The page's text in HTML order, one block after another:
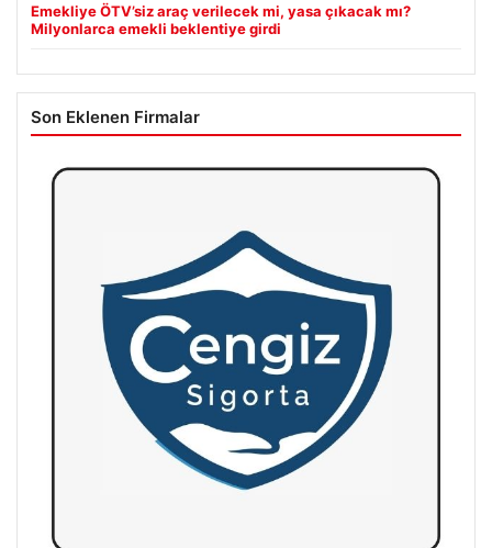
Emekliye ÖTV’siz araç verilecek mi, yasa çıkacak mı?
Milyonlarca emekli beklentiye girdi
Son Eklenen Firmalar